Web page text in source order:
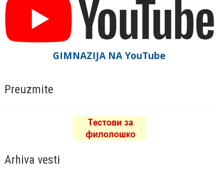
GIMNAZIJA NA YouTube
Preuzmite
Arhiva vesti